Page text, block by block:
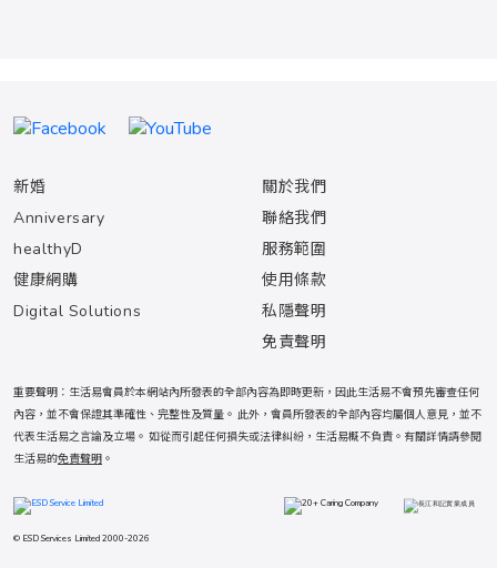
新婚
Anniversary
healthyD
健康網購
Digital Solutions
關於我們
聯絡我們
服務範圍
使用條款
私隱聲明
免責聲明
重要聲明：生活易會員於本網站內所發表的全部內容為即時更新，因此生活易不會預先審查任何
內容，並不會保證其準確性、完整性及質量。 此外，會員所發表的全部內容均屬個人意見，並不
代表生活易之言論及立場。 如從而引起任何損失或法律糾紛，生活易概不負責。有關詳情請參閱
生活易的免責聲明 。
© ESD Services Limited 2000-2026